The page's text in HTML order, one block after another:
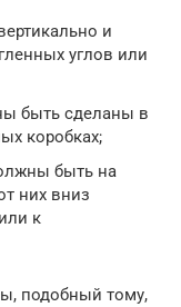
и
углов или
быть сделаны в
коробках;
быть на
них вниз
к
подобный тому,